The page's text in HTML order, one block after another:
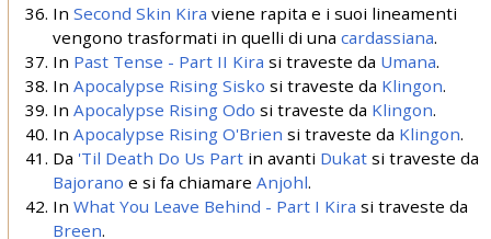
In Second Skin Kira viene rapita e i suoi lineamenti
vengono trasformati in quelli di una cardassiana.
In Past Tense - Part II Kira si traveste da Umana.
In Apocalypse Rising Sisko si traveste da Klingon.
In Apocalypse Rising Odo si traveste da Klingon.
In Apocalypse Rising O'Brien si traveste da Klingon.
Da 'Til Death Do Us Partin avanti Dukatsi traveste da
Bajorano e si fa chiamare Anjohl.
In What You Leave Behind - Part I Kira si traveste da
Breen.